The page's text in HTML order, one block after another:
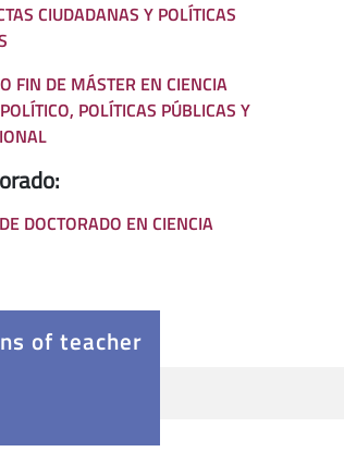
CIUDADANAS Y POLÍTICAS
FIN DE MÁSTER EN CIENCIA
POLÍTICAS PÚBLICAS Y
DOCTORADO EN CIENCIA
of teacher